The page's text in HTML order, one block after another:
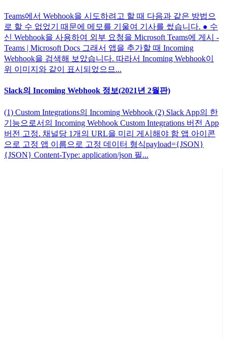
Teams에서 Webhook을 시도하려고 할 때 다음과 같은 방법으
로 할 수 없었기 때문에 메모를 기울여 기사를 썼습니다. ● 수
신 Webhook을 사용하여 외부 요청을 Microsoft Teams에 게시 -
Teams | Microsoft Docs 그래서 앱을 추가할 때 Incoming
Webhook을 검색해 보았습니다. 따라서 Incoming Webhook이
위 이미지와 같이 표시되었으므...
Slack의 Incoming Webhook 정보(2021년 2월판)
(1) Custom Integrations의 Incoming Webhook (2) Slack App의 한
기능으로서의 Incoming Webhook Custom Integrations 버전 App
버전 고정. 채널당 1개의 URL을 미리 게시해야 함 앱 아이콘
으로 고정 앱 이름으로 고정 데이터 형식payload={JSON}
{JSON} Content-Type: application/json 필...